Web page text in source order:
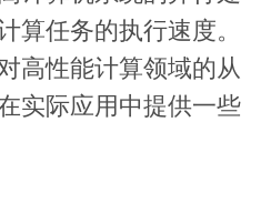
算任务的执行速度。
高性能计算领域的从
实际应用中提供一些